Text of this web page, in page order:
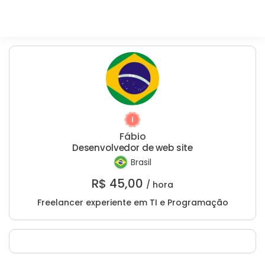
Fábio
Desenvolvedor de web site
Brasil
R$ 45,00 / hora
Freelancer experiente em TI e Programação